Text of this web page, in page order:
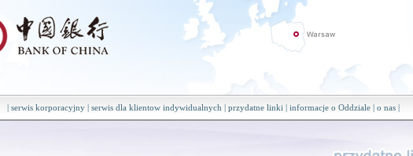
| serwis korporacyjny | serwis dla klientow indywidualnych | przydatne linki | informacje o Oddziale | o nas |